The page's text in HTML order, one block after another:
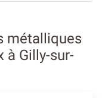
métalliques
à Gilly-sur-